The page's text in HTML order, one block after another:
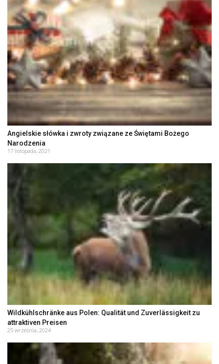
Angielskie słówka i zwroty związane ze Świętami Bożego
Narodzenia
17 listopada, 2021
Wildkühlschränke aus Polen: Qualität und Zuverlässigkeit zu
attraktiven Preisen
25 września, 2024